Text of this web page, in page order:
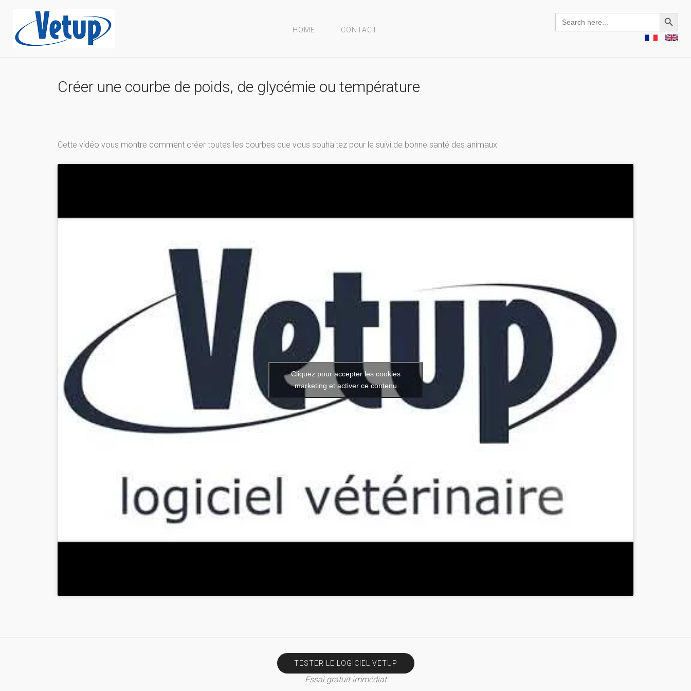
HOME CONTACT
Search
for:
Search Button
Créer une courbe de poids, de glycémie ou température
Cette vidéo vous montre comment créer toutes les courbes que vous souhaitez pour le suivi de bonne santé des animaux
Cliquez pour accepter les cookies
marketing et activer ce contenu
TESTER LE LOGICIEL VETUP
Essai gratuit immédiat